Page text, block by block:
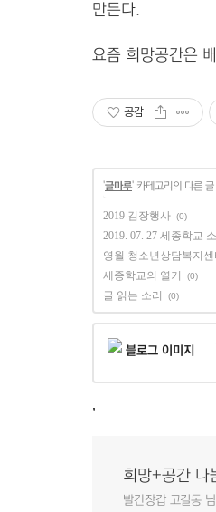
만든다.
요즘 희망공간은
공감
'글마루' 카테고리의 다른 글
2019 김장행사 (0)
2019. 07. 27 세종학교
영월 청소년상담복지
세종학교의 열기 (0)
글 읽는 소리 (0)
,
희망+공간 나
빨간장갑 고길동